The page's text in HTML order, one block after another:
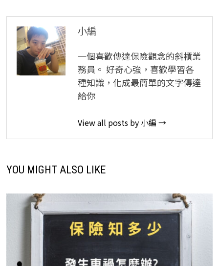
小編
一個喜歡傳達保險觀念的斜槓業
務員。 好奇心強，喜歡學習各
種知識，化成最簡單的文字傳達
給你
View all posts by 小編 →
YOU MIGHT ALSO LIKE